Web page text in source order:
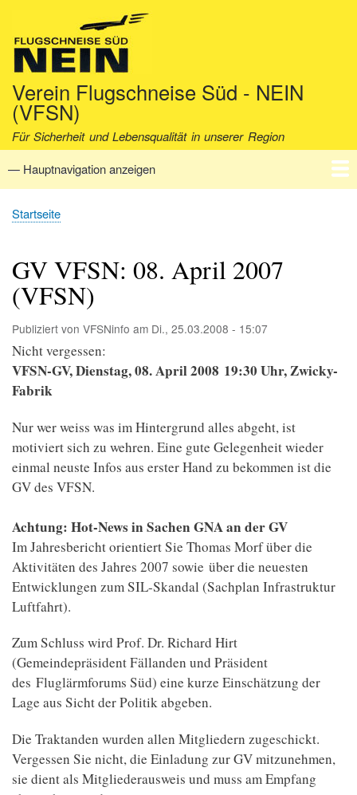
Verein Flugschneise Süd - NEIN
(VFSN)
Für Sicherheit und Lebensqualität in unserer Region
Hauptnavigation
— Hauptnavigation anzeigen
Startseite
Verein
Aktuell
Fakten
Archiv
Kontakt
Pfadnavigation
Startseite
GV VFSN: 08. April 2007
(VFSN)
Publiziert von VFSNinfo am Di., 25.03.2008 - 15:07
Nicht vergessen:
VFSN-GV, Dienstag, 08. April 2008 19:30 Uhr, Zwicky-
Fabrik
Nur wer weiss was im Hintergrund alles abgeht, ist
motiviert sich zu wehren. Eine gute Gelegenheit wieder
einmal neuste Infos aus erster Hand zu bekommen ist die
GV des VFSN.
Achtung: Hot-News in Sachen GNA an der GV
Im Jahresbericht orientiert Sie Thomas Morf über die
Aktivitäten des Jahres 2007 sowie über die neuesten
Entwicklungen zum SIL-Skandal (Sachplan Infrastruktur
Luftfahrt).
Zum Schluss wird Prof. Dr. Richard Hirt
(Gemeindepräsident Fällanden und Präsident
des Fluglärmforums Süd) eine kurze Einschätzung der
Lage aus Sicht der Politik abgeben.
Die Traktanden wurden allen Mitgliedern zugeschickt.
Vergessen Sie nicht, die Einladung zur GV mitzunehmen,
sie dient als Mitgliederausweis und muss am Empfang